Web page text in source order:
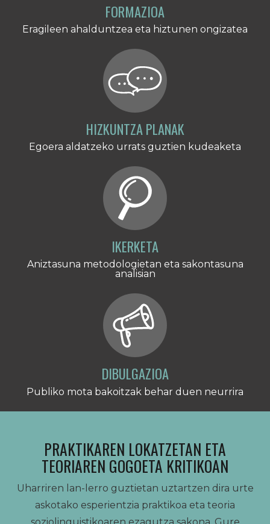
FORMAZIOA
Eragileen ahalduntzea eta hiztunen ongizatea
HIZKUNTZA PLANAK
Egoera aldatzeko urrats guztien kudeaketa
IKERKETA
Aniztasuna metodologietan eta sakontasuna
analisian
DIBULGAZIOA
Publiko mota bakoitzak behar duen neurrira
PRAKTIKAREN LOKATZETAN ETA
TEORIAREN GOGOETA KRITIKOAN
Uharriren lan-lerro guztietan uztartzen dira urte
askotako esperientzia praktikoa eta teoria
soziolinguistikoaren ezagutza sakona. Gure